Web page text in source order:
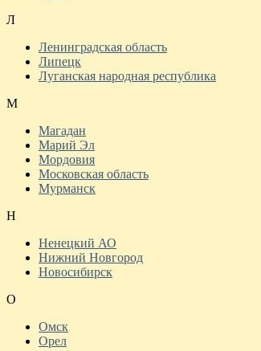
Л
Ленинградская область
Липецк
Луганская народная республика
М
Магадан
Марий Эл
Мордовия
Московская область
Мурманск
Н
Ненецкий АО
Нижний Новгород
Новосибирск
О
Омск
Орел